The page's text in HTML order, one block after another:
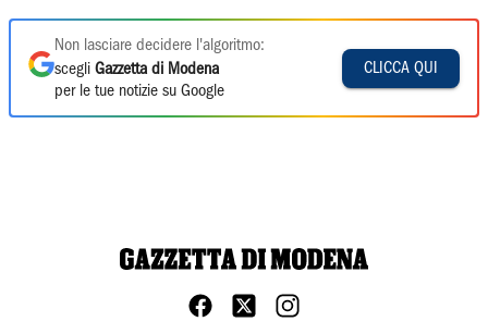
Non lasciare decidere l'algoritmo:
scegli Gazzetta di Modena
per le tue notizie su Google
CLICCA QUI